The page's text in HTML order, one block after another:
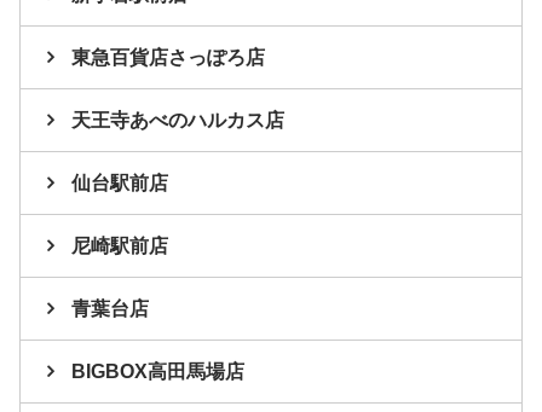
東急百貨店さっぽろ店
天王寺あべのハルカス店
仙台駅前店
尼崎駅前店
青葉台店
BIGBOX高田馬場店